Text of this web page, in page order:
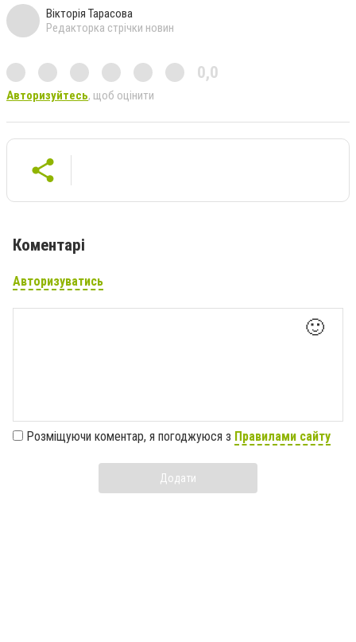
Вікторія Тарасова
Редакторка стрічки новин
0,0
Авторизуйтесь, щоб оцінити
Коментарі
Авторизуватись
🙂
Розміщуючи коментар, я погоджуюся з Правилами сайту
Додати